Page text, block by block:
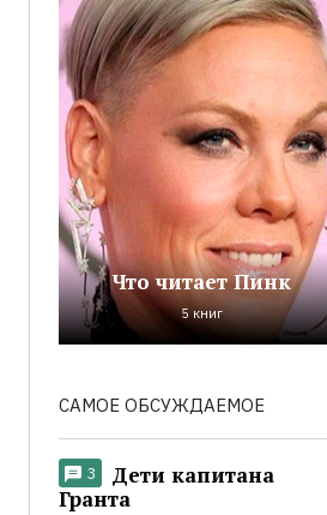
Что читает Пинк
5 книг
САМОЕ ОБСУЖДАЕМОЕ
3
Дети капитана
Гранта